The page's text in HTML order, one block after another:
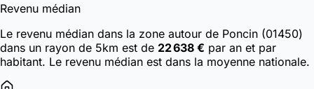
Revenu médian
Le revenu médian dans la zone autour de Poncin (01450)
dans un rayon de 5km est de 22 638 € par an et par
habitant. Le revenu médian est dans la moyenne nationale.